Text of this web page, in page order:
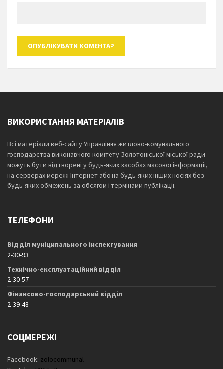
ВИКОРИСТАННЯ МАТЕРІАЛІВ
Всі матеріали веб-сайту Управління житлово-комунального
господарства виконавчого комітету Золотоніської міської ради
можуть бути відтворені у будь-яких засобах масової інформації,
на серверах мережі Інтернет або на будь-яких інших носіях без
будь-яких обмежень за обсягом і термінами публікації.
ТЕЛЕФОНИ
Відділ муніципального інспектування
2-30-93
Технічно-експлуатаційний відділ
2-30-57
Фінансово-господарський відділ
2-39-48
СОЦМЕРЕЖІ
Facebook: zolocommunal